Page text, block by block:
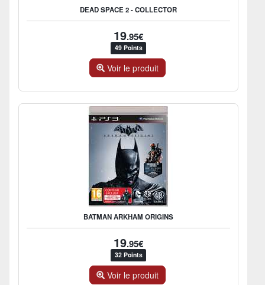
DEAD SPACE 2 - COLLECTOR
19.95€
49 Points
Voir le produit
BATMAN ARKHAM ORIGINS
19.95€
32 Points
Voir le produit